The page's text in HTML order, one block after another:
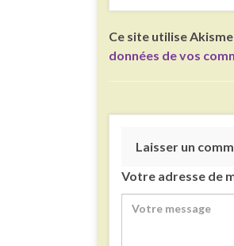
Ce site utilise
données de vos
Laisser un
Votre adresse de